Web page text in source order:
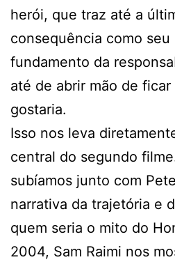
herói, que traz até a
consequência como seu
fundamento da
até de abrir mão de
gostaria.
Isso nos leva
central do segundo
subíamos junto com
narrativa da trajetória e
quem seria o mito do
2004, Sam Raimi nos